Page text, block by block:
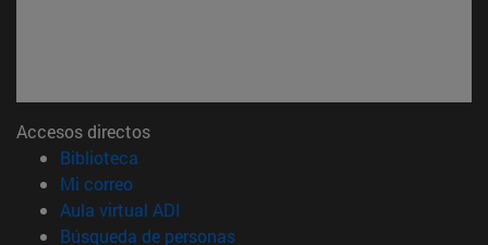
Accesos directos
Biblioteca
Mi correo(abre en nueva ventana)
Aula virtual ADI
Búsqueda de personas(abre en nueva ventana)